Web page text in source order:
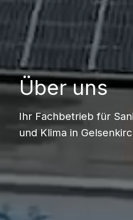
Über uns
Ihr Fachbetrieb für
und Klima in